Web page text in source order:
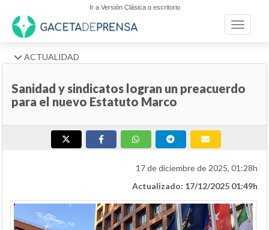
Ir a Versión Clásica o escritorio
Toggle
ACTUALIDAD
Sanidad y sindicatos logran un preacuerdo
para el nuevo Estatuto Marco
17 de diciembre de 2025, 01:28h
Actualizado: 17/12/2025 01:49h